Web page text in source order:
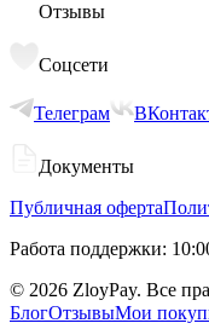
Отзывы
Соцсети
Телеграм
Документы
Публичная оферта
Работа поддержки:
© 2026 ZloyPay. Все
БлогОтзывыМои